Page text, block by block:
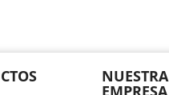
NUESTRA
EMPRESA